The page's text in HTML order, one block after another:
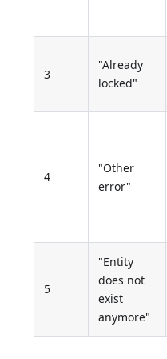
3
"Already
locked"
4
"Other
error"
5
"Entity
does not
exist
anymore"